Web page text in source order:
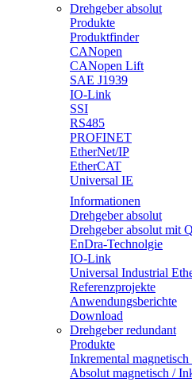
Drehgeber absolut
Produkte
Produktfinder
CANopen
CANopen Lift
SAE J1939
IO-Link
SSI
RS485
PROFINET
EtherNet/IP
EtherCAT
Universal IE
Informationen
Drehgeber absolut
Drehgeber absolut mit
EnDra-Technolgie
IO-Link
Universal Industrial
Referenzprojekte
Anwendungsberichte
Download
Drehgeber redundant
Produkte
Inkremental
Absolut magnetisch /